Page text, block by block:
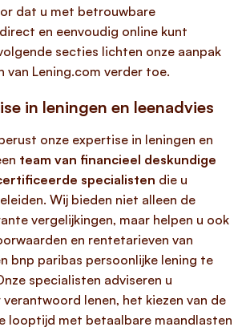
dat u met betrouwbare
en eenvoudig online kunt
secties lichten onze aanpak
van Lening.com verder toe.
in leningen en leenadvies
onze expertise in leningen en
team van financieel deskundige
specialisten die u
Wij bieden niet alleen de
vergelijkingen, maar helpen u ook
en rentetarieven van
bnp paribas persoonlijke lening te
specialisten adviseren u
lenen, het kiezen van de
looptijd met betaalbare maandlasten